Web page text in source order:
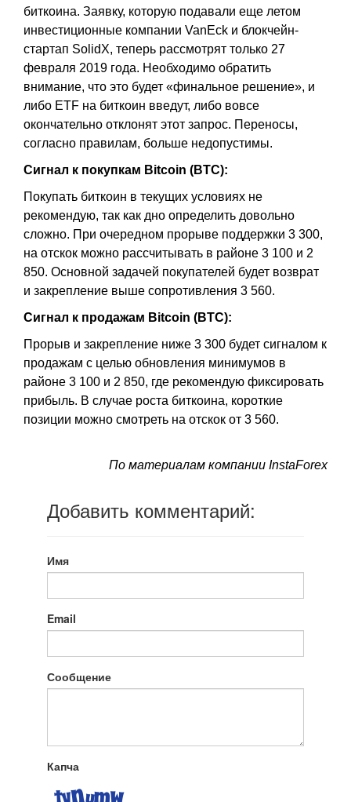
биткоина. Заявку, которую подавали еще летом
инвестиционные компании VanEck и блокчейн-
стартап SolidX, теперь рассмотрят только 27
февраля 2019 года. Необходимо обратить
внимание, что это будет «финальное решение», и
либо ETF на биткоин введут, либо вовсе
окончательно отклонят этот запрос. Переносы,
согласно правилам, больше недопустимы.
Сигнал к покупкам Bitcoin (BTC):
Покупать биткоин в текущих условиях не
рекомендую, так как дно определить довольно
сложно. При очередном прорыве поддержки 3 300,
на отскок можно рассчитывать в районе 3 100 и 2
850. Основной задачей покупателей будет возврат
и закрепление выше сопротивления 3 560.
Сигнал к продажам Bitcoin (BTC):
Прорыв и закрепление ниже 3 300 будет сигналом к
продажам с целью обновления минимумов в
районе 3 100 и 2 850, где рекомендую фиксировать
прибыль. В случае роста биткоина, короткие
позиции можно смотреть на отскок от 3 560.
По материалам компании InstaForex
Добавить комментарий:
Имя
Email
Сообщение
Капча